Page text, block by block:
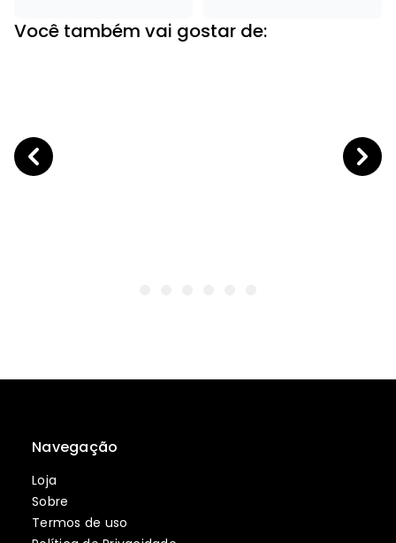
Você também vai gostar de:
Navegação
Loja
Sobre
Termos de uso